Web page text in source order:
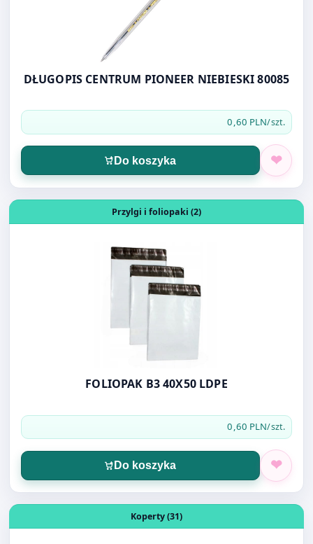
DŁUGOPIS CENTRUM PIONEER NIEBIESKI 80085
0,60 PLN/szt.
Do koszyka
Otwórz produkt: FOLIOPAK B3 40X50 LDPE
Przylgi i foliopaki (2)
Do koszyka
Otwórz produkt: KOPERTA MINI KOLOR 75X110MM
Koperty (31)